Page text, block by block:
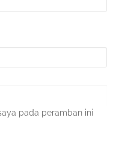
pada peramban ini